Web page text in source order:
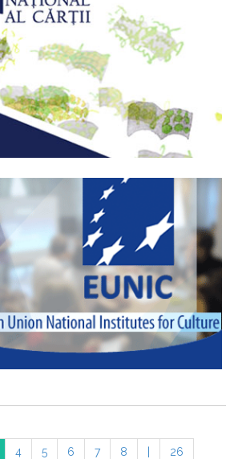
4 5 6 7 8 26